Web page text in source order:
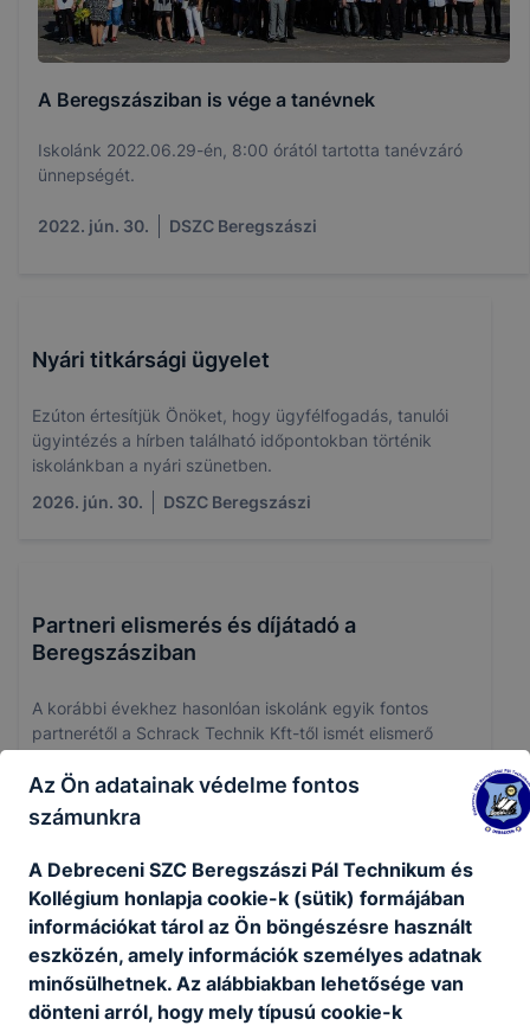
A Beregszásziban is vége a tanévnek
Iskolánk 2022.06.29-én, 8:00 órától tartotta tanévzáró
ünnepségét.
2022. jún. 30. DSZC Beregszászi
Nyári titkársági ügyelet
Ezúton értesítjük Önöket, hogy ügyfélfogadás, tanulói
ügyintézés a hírben található időpontokban történik
iskolánkban a nyári szünetben.
2026. jún. 30.
DSZC Beregszászi
Partneri elismerés és díjátadó a
Beregszásziban
A korábbi évekhez hasonlóan iskolánk egyik fontos
partnerétől a Schrack Technik Kft-től ismét elismerő
tanulónk Buczi Csongor, aki ebben az évben 3. helyezést
ért el a Szakma Kiváló Tanulója versenyen villanyszerelő
szakmában.
2026. jún. 19.
DSZC Beregszászi
Diákolimpián jártunk
Az Ön adatainak védelme fontos
számunkra
A Debreceni SZC Beregszászi Pál Technikum és
Kollégium honlapja cookie-k (sütik) formájában
információkat tárol az Ön böngészésre használt
eszközén, amely információk személyes adatnak
minősülhetnek. Az alábbiakban lehetősége van
dönteni arról, hogy mely típusú cookie-k